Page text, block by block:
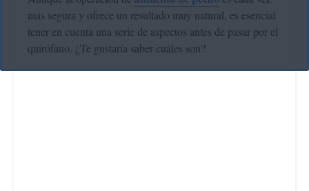
más segura y ofrece un resultado muy natural, es esencial
tener en cuenta una serie de aspectos antes de pasar por el
quirófano. ¿Te gustaría saber cuáles son?